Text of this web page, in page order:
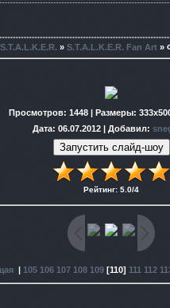
S.T.A.L.K.E.R. » S.T.A.L.K.E.R. Fan Art »
Просмотров: 1448 | Размеры:
Дата: 06.07.2012 | Добавил:
Рейтинг: 5.0/4
| 105 106 107 108 109 [110] 111 112